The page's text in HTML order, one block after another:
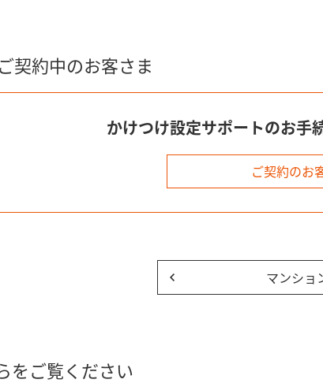
契約中のお客さま
かけつけ設定サポートのお手
ご契約のお
マンショ
をご覧ください